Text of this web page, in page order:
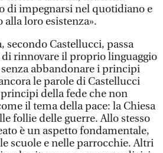
di impegnarsi nel quotidiano e
loro esistenza».
secondo Castellucci, passa
di rinnovare il proprio linguaggio
abbandonare i principi
le parole di Castellucci
principi della fede che non
il tema della pace: la Chiesa
follie delle guerre. Allo stesso
è un aspetto fondamentale,
scuole e nelle parrocchie. Altri